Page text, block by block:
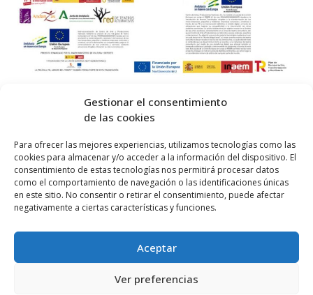
Gestionar el consentimiento
de las cookies
Para ofrecer las mejores experiencias, utilizamos tecnologías como las
cookies para almacenar y/o acceder a la información del dispositivo. El
consentimiento de estas tecnologías nos permitirá procesar datos
como el comportamiento de navegación o las identificaciones únicas
en este sitio. No consentir o retirar el consentimiento, puede afectar
negativamente a ciertas características y funciones.
Aceptar
Ver preferencias
by QM.
Inicio
Contacta
Política de Privacidad